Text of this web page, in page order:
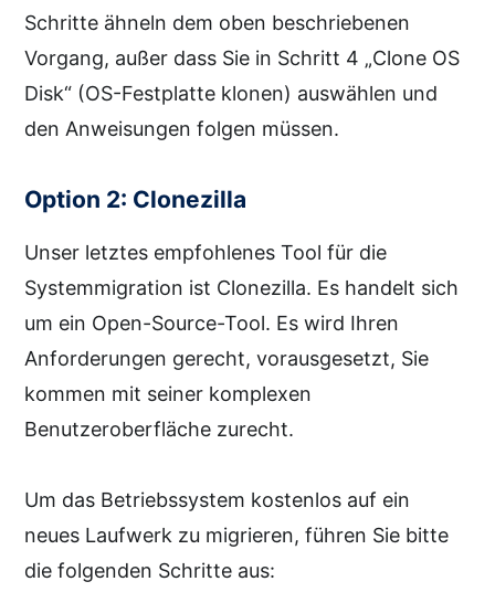
Schritte ähneln dem oben beschriebenen
Vorgang, außer dass Sie in Schritt 4 „Clone OS
Disk“ (OS-Festplatte klonen) auswählen und
den Anweisungen folgen müssen.
Option 2: Clonezilla
Unser letztes empfohlenes Tool für die
Systemmigration ist Clonezilla. Es handelt sich
um ein Open-Source-Tool. Es wird Ihren
Anforderungen gerecht, vorausgesetzt, Sie
kommen mit seiner komplexen
Benutzeroberfläche zurecht.
Um das Betriebssystem kostenlos auf ein
neues Laufwerk zu migrieren, führen Sie bitte
die folgenden Schritte aus: